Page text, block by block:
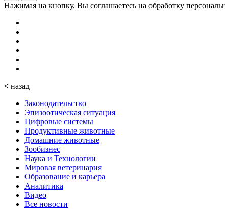
Нажимая на кнопку, Вы соглашаетесь на обработку
< назад
Законодательство
Эпизоотическая ситуация
Цифровые системы
Продуктивные животные
Домашние животные
Зообизнес
Наука и Технологии
Мировая ветеринария
Образование и карьера
Аналитика
Видео
Все новости